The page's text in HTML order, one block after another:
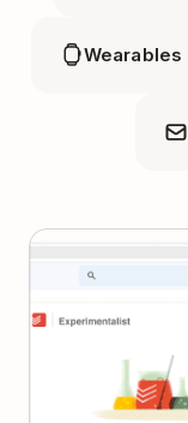
Wearables